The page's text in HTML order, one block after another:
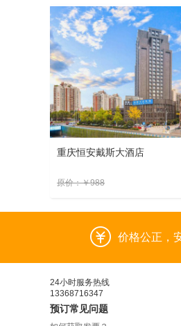
重庆恒安戴斯大酒店
原价：￥988
价格公正，
24小时服务热线
13368716347
预订常见问题